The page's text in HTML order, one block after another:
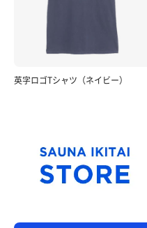
英字ロゴTシャツ（ネイビー）